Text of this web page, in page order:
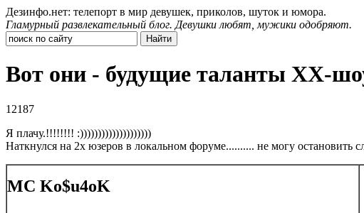
Дезинфо.нет: телепорт в мир девушек, приколов, шуток и юмора.
Гламурный развлекательный блог. Девушки любят, мужики одобряют.
Вот они - будущие таланты ХХ-
12187
Я плачу.!!!!!!!! :))))))))))))))))))))
Наткнулся на 2х юзеров в локальном форуме.......... не могу остановить
MC Ko$u4oK